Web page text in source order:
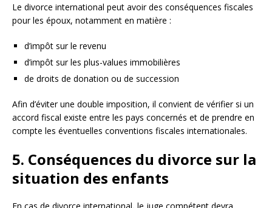
Le divorce international peut avoir des conséquences fiscales
pour les époux, notamment en matière :
d’impôt sur le revenu
d’impôt sur les plus-values immobilières
de droits de donation ou de succession
Afin d’éviter une double imposition, il convient de vérifier si un
accord fiscal existe entre les pays concernés et de prendre en
compte les éventuelles conventions fiscales internationales.
5. Conséquences du divorce sur la
situation des enfants